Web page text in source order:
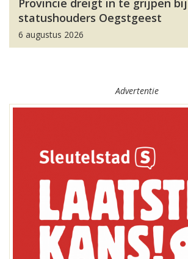
Provincie dreigt in te grijpen
statushouders Oegstgeest
6 augustus 2026
Advertentie